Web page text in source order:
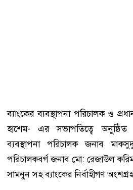
ব্যাংকের ব্যবস্থাপনা পরিচালক ও
হাশেম- এর সভাপতিত্বে অনুষ্ঠিত
ব্যবস্থাপনা পরিচালক জনাব
পরিচালকবর্গ জনাব মো: রেজাউল
সামনুন সহ ব্যাংকের নির্বাহীগণ